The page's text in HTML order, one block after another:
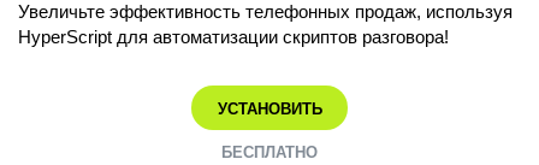
ПОДДЕРЖКА
ПОЛУЧИТЬ БЕСПЛАТНО
Увеличьте эффективность телефонных продаж, используя
HyperScript для автоматизации скриптов разговора!
УСТАНОВИТЬ
БЕСПЛАТНО